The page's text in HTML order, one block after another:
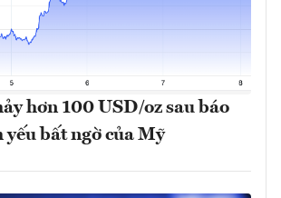
hơn 100 USD/oz sau báo
yếu bất ngờ của Mỹ